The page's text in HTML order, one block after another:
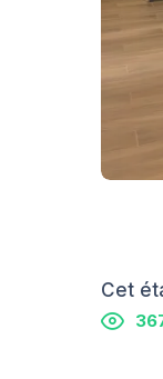
Cet